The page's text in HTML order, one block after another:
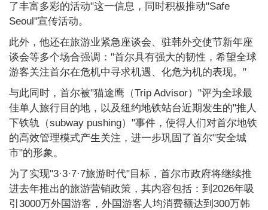
了丰富多彩的活动"这一信息，同时积极推动"Safe
Seoul"宣传活动。
此外，他还在旅游业紧急座谈会、驻韩外交使节新年座
谈会等多个场合强调："首尔具有强大的韧性，希望全球
游客关注首尔在危机中寻求机遇、化危为机的表现。"
与此同时，首尔被"猫途鹰（Trip Advisor）"评为全球最
佳单人旅行目的地，以及纽约地铁站台近期发生的"推人
下铁轨（subway pushing）"事件，使得人们对首尔地铁
的高效管理模式产生关注，进一步巩固了首尔"安全城
市"的形象。
为了实现"3·3·7·7旅游时代"目标，首尔市政府将继续推
进去年推出的旅游营销政策，其内容包括：到2026年吸
引3000万外国游客，外国游客人均消费额达到300万韩